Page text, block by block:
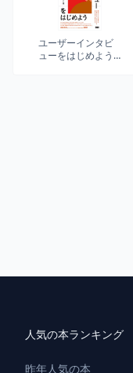
ユーザーインタビ
ューをはじめよう
人気の本ランキング
昨年人気の本